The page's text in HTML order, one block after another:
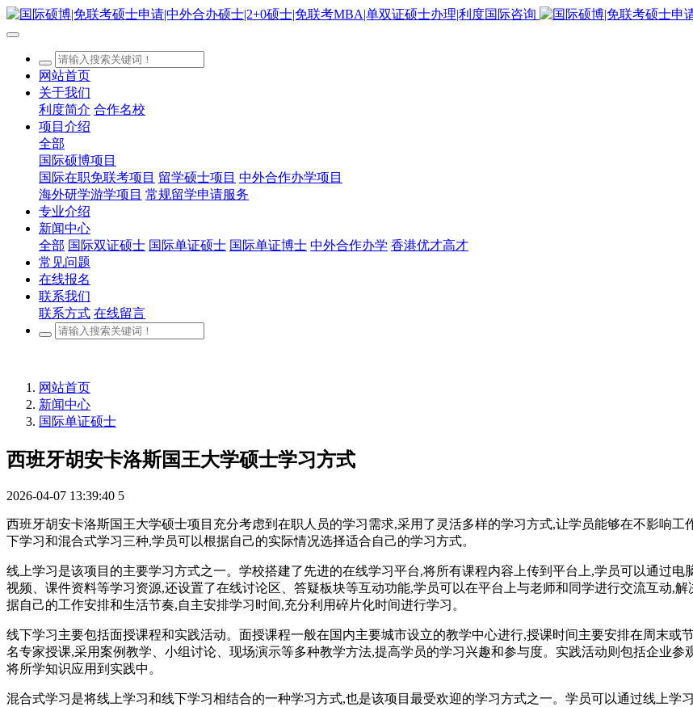
网站首页
关于我们
利度简介 合作名校
项目介绍
全部
国际硕博项目
国际在职免联考项目 留学硕士项目 中外合作办学项目
海外研学游学项目 常规留学申请服务
专业介绍
新闻中心
全部 国际双证硕士 国际单证硕士 国际单证博士 中外合作办学 香港优才高才
常见问题
在线报名
联系我们
联系方式 在线留言
网站首页
新闻中心
国际单证硕士
西班牙胡安卡洛斯国王大学硕士学习方式
2026-04-07 13:39:40 5
西班牙胡安卡洛斯国王大学硕士项目充分考虑到在职人员的学习需求,采用了灵活多样的学习方式,让学员能够在不影响
下学习和混合式学习三种,学员可以根据自己的实际情况选择适合自己的学习方式。
线上学习是该项目的主要学习方式之一。学校搭建了先进的在线学习平台,将所有课程内容上传到平台上,学员可以通过
视频、课件资料等学习资源,还设置了在线讨论区、答疑板块等互动功能,学员可以在平台上与老师和同学进行交流互动,
据自己的工作安排和生活节奏,自主安排学习时间,充分利用碎片化时间进行学习。
线下学习主要包括面授课程和实践活动。面授课程一般在国内主要城市设立的教学中心进行,授课时间主要安排在周末或
名专家授课,采用案例教学、小组讨论、现场演示等多种教学方法,提高学员的学习兴趣和参与度。实践活动则包括企业
将所学知识应用到实践中。
混合式学习是将线上学习和线下学习相结合的一种学习方式,也是该项目最受欢迎的学习方式之一。学员可以通过线上